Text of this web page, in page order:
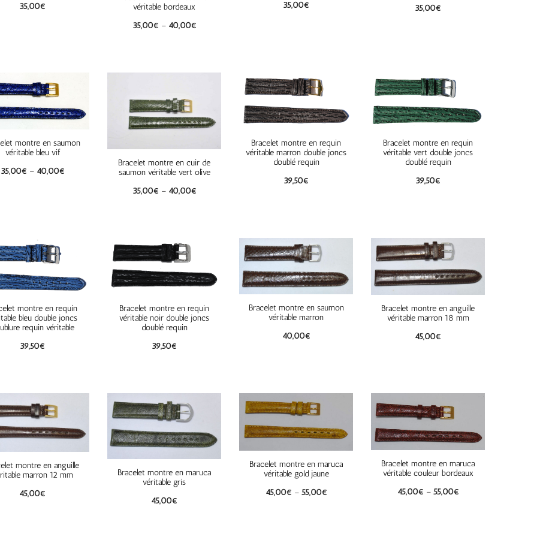
35,00€
véritable bordeaux
35,00€ – 40,00€
35,00€ 35,00€
montre en saumon
véritable bleu vif
35,00€ – 40,00€
Bracelet montre en cuir de
saumon véritable vert olive
35,00€ – 40,00€
Bracelet montre en requin
véritable marron double joncs
doublé requin
39,50€
Bracelet montre en requin
véritable vert double joncs
doublé requin
39,50€
montre en requin
bleu double joncs
requin véritable
39,50€
Bracelet montre en requin
véritable noir double joncs
doublé requin
39,50€
Bracelet montre en saumon
véritable marron
40,00€
Bracelet montre en anguille
véritable marron 18 mm
45,00€
montre en anguille
marron 12 mm
45,00€
Bracelet montre en maruca
véritable gris
45,00€
Bracelet montre en maruca
véritable gold jaune
45,00€ – 55,00€
Bracelet montre en maruca
véritable couleur bordeaux
45,00€ – 55,00€